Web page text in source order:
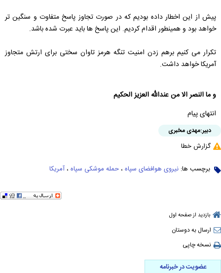
پیش از این اخطار داده بودیم که در صورت تجاوز پاسخ متفاوت و سنگین تر
خواهد بود و همینطور اقدام کردیم. این پاسخ ها باید عبرت شده باشد.
تکرار می کنیم برهم زدن امنیت تنگه هرمز تاوان سختی برای ارتش متجاوز
آمریکا خواهد داشت.
و ما النصر الا من عندالله العزیز الحکیم
انتهای پیام
دبیر:مهدی مخبری
گزارش خطا
برچسب ها: نیروی هوافضای سپاه ، حمله موشکی سپاه ، آمریکا
بازدید از صفحه اول
ارسال به دوستان
نسخه چاپی
عضویت در خبرنامه